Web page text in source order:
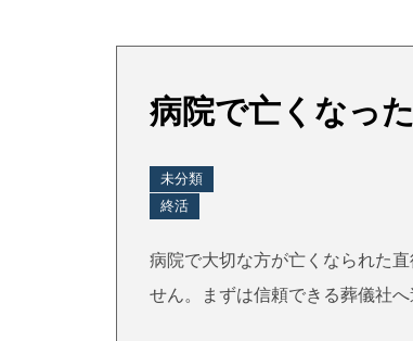
病院で亡くなっ
未分類
終活
病院で大切な方が亡くなられた
せん。まずは信頼できる葬儀社